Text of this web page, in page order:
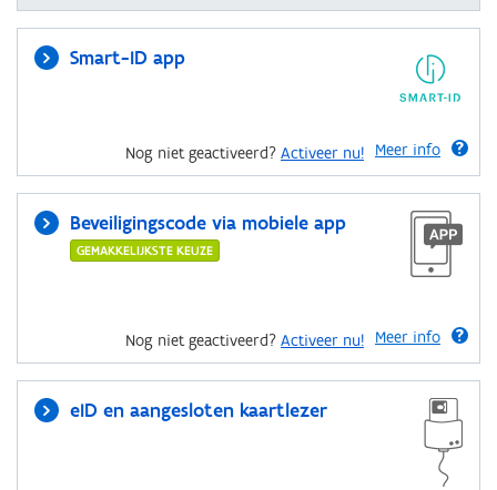
Smart-ID app
Meer info
Nog niet geactiveerd? Activeer nu!
Beveiligingscode via mobiele app
GEMAKKELIJKSTE KEUZE
Meer info
Nog niet geactiveerd? Activeer nu!
eID en aangesloten kaartlezer